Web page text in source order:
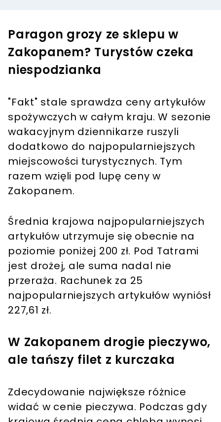
Paragon grozy ze sklepu w
Zakopanem? Turystów czeka
niespodzianka
"Fakt" stale sprawdza ceny artykułów
spożywczych w całym kraju. W sezonie
wakacyjnym dziennikarze ruszyli
dodatkowo do najpopularniejszych
miejscowości turystycznych. Tym
razem wzięli pod lupę ceny w
Zakopanem.
Średnia krajowa najpopularniejszych
artykułów utrzymuje się obecnie na
poziomie poniżej 200 zł. Pod Tatrami
jest drożej, ale suma nadal nie
przeraża. Rachunek za 25
najpopularniejszych artykułów wyniósł
227,61 zł.
W Zakopanem drogie pieczywo,
ale tańszy filet z kurczaka
Zdecydowanie największe różnice
widać w cenie pieczywa. Podczas gdy